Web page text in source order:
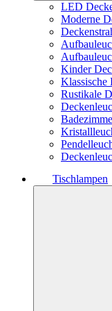
LED
Moderne
Kinder
Klassische
Rustikale
Tischlampen